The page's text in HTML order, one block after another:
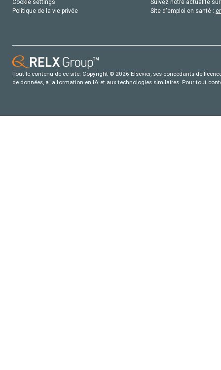
Cookie settings
Politique de la vie privée
Suivez notre actualité
Site d'emploi en santé :
Tout le contenu de ce site: Copyright © 2026 Elsevier, ses concédants de
de données, a la formation en IA et aux technologies similaires. Pour tout